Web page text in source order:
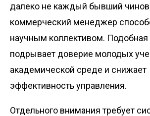
далеко не каждый бывший
коммерческий менеджер
научным коллективом. Подобная
подрывает доверие молодых
академической среде и снижает
эффективность управления.
Отдельного внимания требует